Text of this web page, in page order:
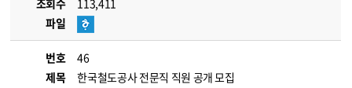
조회수
113,411
파일
번호
46
제목
한국철도공사 전문직 직원 공개 모집